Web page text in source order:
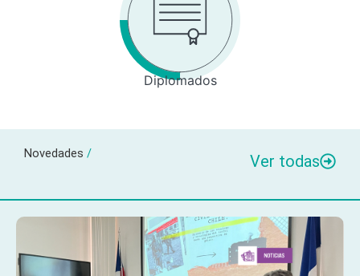
Diplomados
Novedades / Ver todas